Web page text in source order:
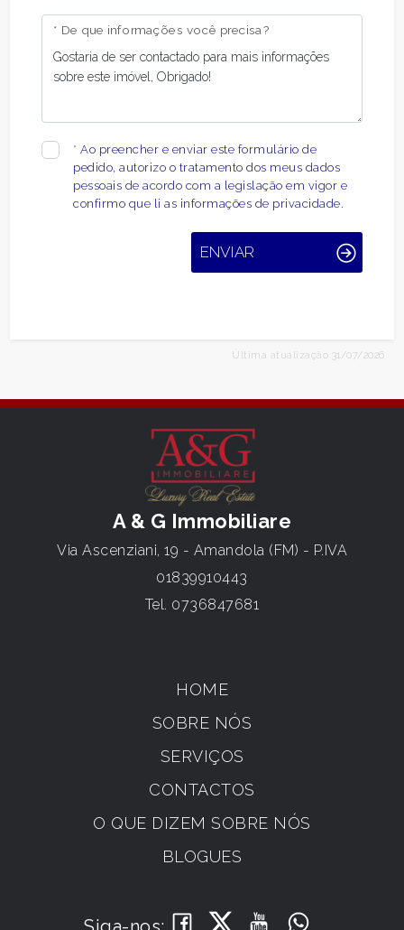
* De que informações você precisa?
*Ao preencher e enviar este formulário de
pedido, autorizo ​​o tratamento dos meus dados
pessoais de acordo com a legislação em vigor e
confirmo que li as informações de privacidade.
ENVIAR
Última atualização 31/07/2026
A & G Immobiliare
Via Ascenziani, 19 - Amandola (FM) - P.IVA
01839910443
Tel. 0736847681
HOME
SOBRE NÓS
SERVIÇOS
CONTACTOS
O QUE DIZEM SOBRE NÓS
BLOGUES